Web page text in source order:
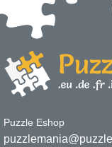
Puzzle Eshop